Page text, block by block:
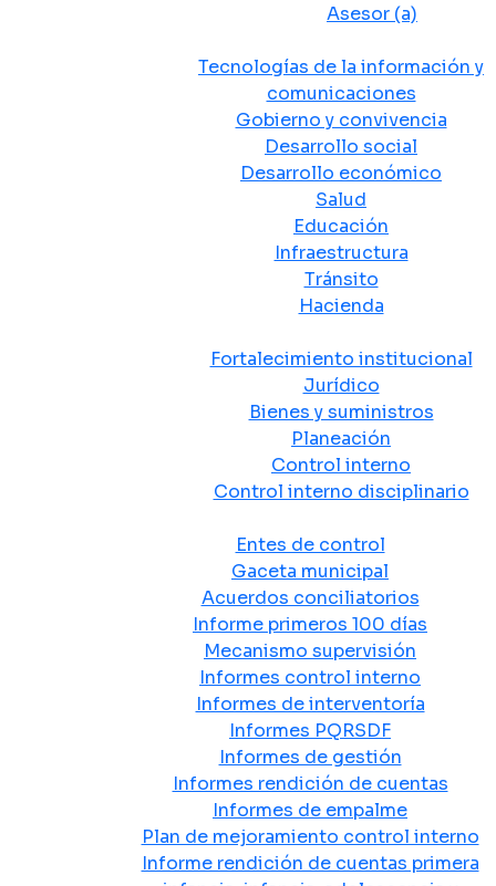
Asesor (a)
Tecnologías de la información y
comunicaciones
Gobierno y convivencia
Desarrollo social
Desarrollo económico
Salud
Educación
Infraestructura
Tránsito
Hacienda
Fortalecimiento institucional
Jurídico
Bienes y suministros
Planeación
Control interno
Control interno disciplinario
Entes de control
Gaceta municipal
Acuerdos conciliatorios
Informe primeros 100 días
Mecanismo supervisión
Informes control interno
Informes de interventoría
Informes PQRSDF
Informes de gestión
Informes rendición de cuentas
Informes de empalme
Plan de mejoramiento control interno
Informe rendición de cuentas primera